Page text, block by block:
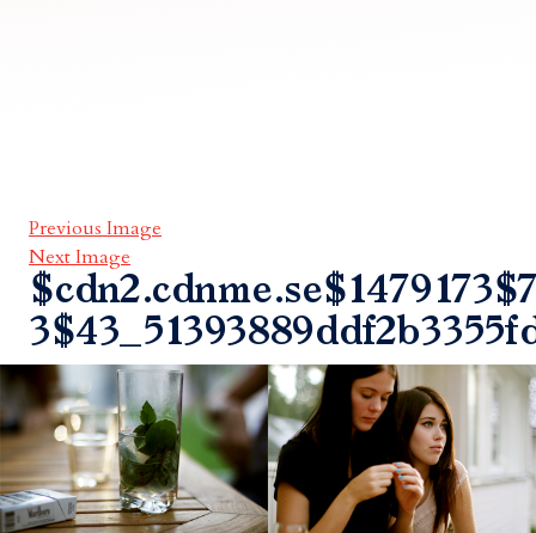
Previous Image
Next Image